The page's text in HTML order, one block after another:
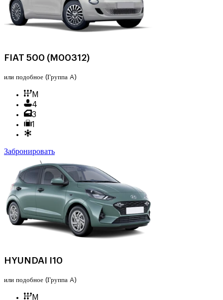
FIAT 500 (M00312)
или подобное (Группа A)
M
4
3
1
Забронировать
HYUNDAI I10
или подобное (Группа A)
M